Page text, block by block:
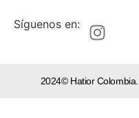
Síguenos en:
2024© Hatior